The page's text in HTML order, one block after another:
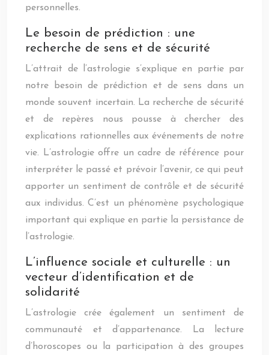
personnelles.
Le besoin de prédiction : une
recherche de sens et de sécurité
L’attrait de l’astrologie s’explique en partie par
notre besoin de prédiction et de sens dans un
monde souvent incertain. La recherche de sécurité
et de repères nous pousse à chercher des
explications rationnelles aux événements de notre
vie. L’astrologie offre un cadre de référence pour
interpréter le passé et prévoir l’avenir, ce qui peut
apporter un sentiment de contrôle et de sécurité
aux individus. C’est un phénomène psychologique
important qui explique en partie la persistance de
l’astrologie.
L’influence sociale et culturelle : un
vecteur d’identification et de
solidarité
L’astrologie crée également un sentiment de
communauté et d’appartenance. La lecture
d’horoscopes ou la participation à des groupes